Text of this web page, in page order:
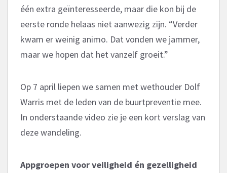
één extra geïnteresseerde, maar die kon bij de
eerste ronde helaas niet aanwezig zijn. “Verder
kwam er weinig animo. Dat vonden we jammer,
maar we hopen dat het vanzelf groeit.”
Op 7 april liepen we samen met wethouder Dolf
Warris met de leden van de buurtpreventie mee.
In onderstaande video zie je een kort verslag van
deze wandeling.
Appgroepen voor veiligheid én gezelligheid